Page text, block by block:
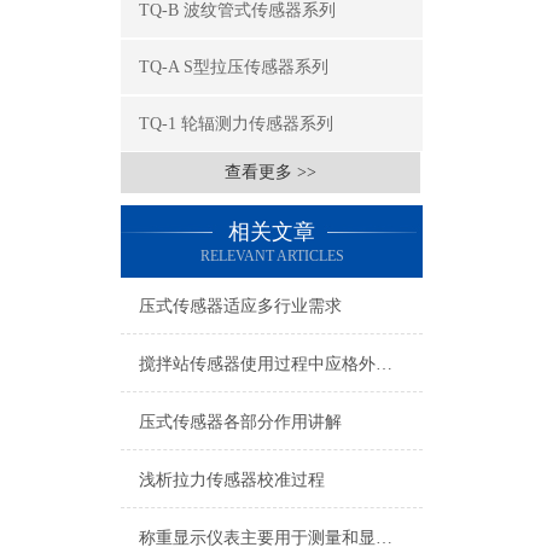
TQ-B 波纹管式传感器系列
TQ-A S型拉压传感器系列
TQ-1 轮辐测力传感器系列
查看更多 >>
相关文章
RELEVANT ARTICLES
压式传感器适应多行业需求
搅拌站传感器使用过程中应格外注意以下细节
压式传感器各部分作用讲解
浅析拉力传感器校准过程
称重显示仪表主要用于测量和显示物体的重量